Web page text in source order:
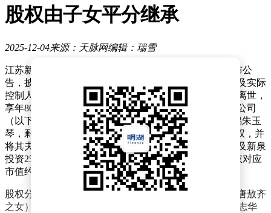
股权由子女平分继承
2025-12-04来源：天脉网编辑：瑞雪
江苏新泉汽车饰件股份有限公司（603179.SH）近日发布公
告，披露公司实际控制人唐敖齐逝世后的股权继承安排及实际
控制人变更事宜。根据公告，唐敖齐于2025年10月26日离世，
享年80岁。其生前持有控股股东江苏新泉志和投资有限公司
（以下简称“新泉投资”）51%的股权，其中50%归属配偶朱玉
琴，剩余50%作为遗产处理。朱玉琴自愿放弃遗产继承权，并
将其夫妻共同财产中应属自身的股权无偿赠予子女，涉及新泉
投资25.5%的股权。按公司最新收盘价估算，这部分股权对应
市值约22亿元。
股权分配结果显示，唐志华（唐敖齐之子）与唐美华（唐敖齐
之女）各继承新泉投资12.75%的股权。权益变动后，唐志华